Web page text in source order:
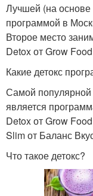
Лучшей (на основе
программой в
Второе место
Detox от Grow
Какие детокс
Самой популярной
является
Detox от Grow
Slim от Баланс
Что такое детокс?